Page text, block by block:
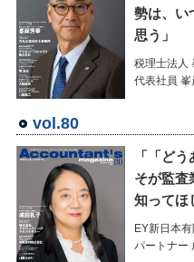
勢は、い
思う」
税理士法人
代表社員 峯
vol.80
「「ど
そが監査
知ってほ
EY新日本
パートナー